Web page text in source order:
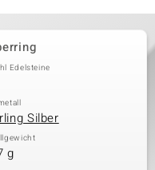
Edelsteine
Silber
g